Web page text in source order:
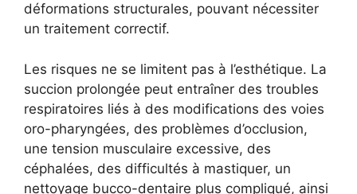
déformations structurales, pouvant nécessiter
un traitement correctif.
Les risques ne se limitent pas à l’esthétique. La
succion prolongée peut entraîner des troubles
respiratoires liés à des modifications des voies
oro-pharyngées, des problèmes d’occlusion,
une tension musculaire excessive, des
céphalées, des difficultés à mastiquer, un
nettoyage bucco-dentaire plus compliqué, ainsi